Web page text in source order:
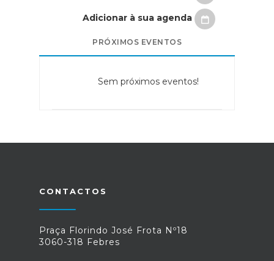
Adicionar à sua agenda
PRÓXIMOS EVENTOS
Sem próximos eventos!
CONTACTOS
Praça Florindo José Frota Nº18
3060-318 Febres